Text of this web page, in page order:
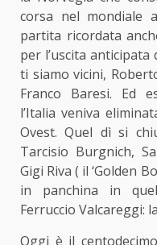
corsa nel mondiale
partita ricordata
per l’uscita anticipata
ti siamo vicini,
Franco Baresi. Ed
l’Italia veniva
Ovest. Quel dì si
Tarcisio Burgnich,
Gigi Riva ( il ‘Golden
in panchina in
Ferruccio Valcareggi:
Oggi è il